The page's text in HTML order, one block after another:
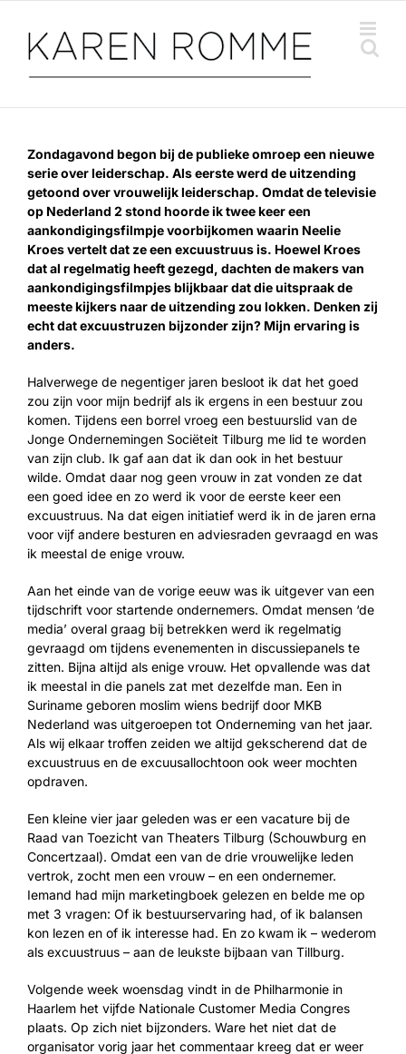
inhoud
Zondagavond begon bij de publieke omroep een nieuwe
serie over leiderschap. Als eerste werd de uitzending
getoond over vrouwelijk leiderschap. Omdat de televisie
op Nederland 2 stond hoorde ik twee keer een
aankondigingsfilmpje voorbijkomen waarin Neelie
Kroes vertelt dat ze een excuustruus is. Hoewel Kroes
dat al regelmatig heeft gezegd, dachten de makers van
aankondigingsfilmpjes blijkbaar dat die uitspraak de
meeste kijkers naar de uitzending zou lokken. Denken zij
echt dat excuustruzen bijzonder zijn? Mijn ervaring is
anders.
Halverwege de negentiger jaren besloot ik dat het goed
zou zijn voor mijn bedrijf als ik ergens in een bestuur zou
komen. Tijdens een borrel vroeg een bestuurslid van de
Jonge Ondernemingen Sociëteit Tilburg me lid te worden
van zijn club. Ik gaf aan dat ik dan ook in het bestuur
wilde. Omdat daar nog geen vrouw in zat vonden ze dat
een goed idee en zo werd ik voor de eerste keer een
excuustruus. Na dat eigen initiatief werd ik in de jaren erna
voor vijf andere besturen en adviesraden gevraagd en was
ik meestal de enige vrouw.
Aan het einde van de vorige eeuw was ik uitgever van een
tijdschrift voor startende ondernemers. Omdat mensen ‘de
media’ overal graag bij betrekken werd ik regelmatig
gevraagd om tijdens evenementen in discussiepanels te
zitten. Bijna altijd als enige vrouw. Het opvallende was dat
ik meestal in die panels zat met dezelfde man. Een in
Suriname geboren moslim wiens bedrijf door MKB
Nederland was uitgeroepen tot Onderneming van het jaar.
Als wij elkaar troffen zeiden we altijd gekscherend dat de
excuustruus en de excuusallochtoon ook weer mochten
opdraven.
Een kleine vier jaar geleden was er een vacature bij de
Raad van Toezicht van Theaters Tilburg (Schouwburg en
Concertzaal). Omdat een van de drie vrouwelijke leden
vertrok, zocht men een vrouw – en een ondernemer.
Iemand had mijn marketingboek gelezen en belde me op
met 3 vragen: Of ik bestuurservaring had, of ik balansen
kon lezen en of ik interesse had. En zo kwam ik – wederom
als excuustruus – aan de leukste bijbaan van Tillburg.
Volgende week woensdag vindt in de Philharmonie in
Haarlem het vijfde Nationale Customer Media Congres
plaats. Op zich niet bijzonders. Ware het niet dat de
organisator vorig jaar het commentaar kreeg dat er weer